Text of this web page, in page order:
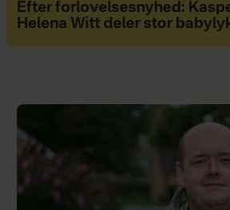
Efter forlovelsesnyhed:
Helena Witt deler stor